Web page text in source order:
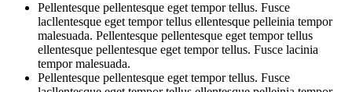
Pellentesque pellentesque eget tempor tellus. Fusce
lacllentesque eget tempor tellus ellentesque pelleinia tempor
malesuada. Pellentesque pellentesque eget tempor tellus
ellentesque pellentesque eget tempor tellus. Fusce lacinia
tempor malesuada.
Pellentesque pellentesque eget tempor tellus. Fusce